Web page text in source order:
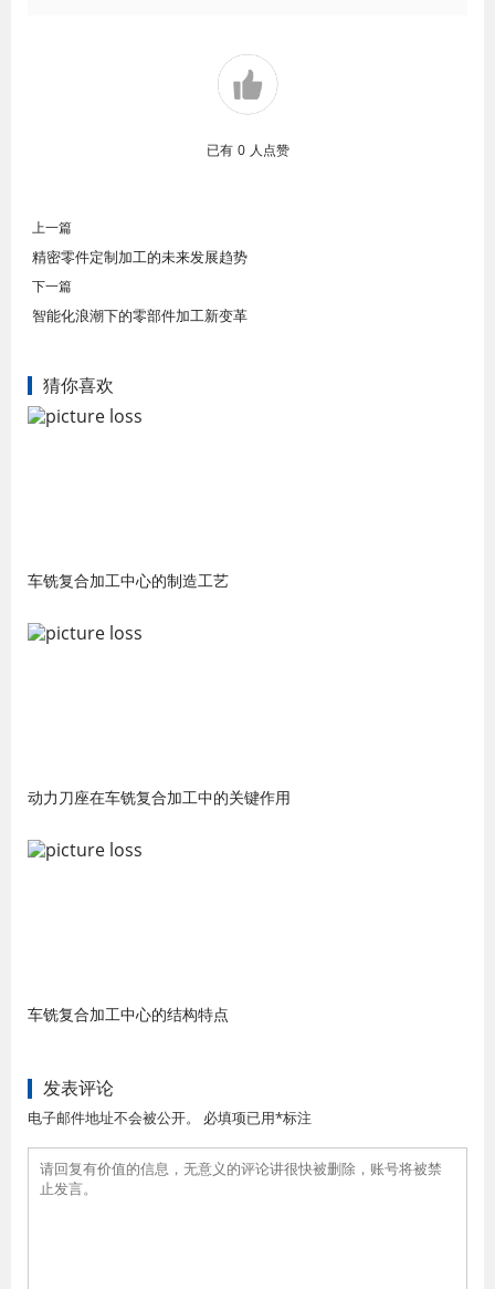
已有 0 人点赞
上一篇
精密零件定制加工的未来发展趋势
下一篇
智能化浪潮下的零部件加工新变革
猜你喜欢
车铣复合加工中心的制造工艺
动力刀座在车铣复合加工中的关键作用
车铣复合加工中心的结构特点
发表评论
电子邮件地址不会被公开。 必填项已用*标注